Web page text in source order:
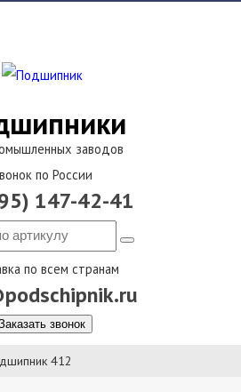
заводов
по России
147-42-41
по всем странам
звонок
412